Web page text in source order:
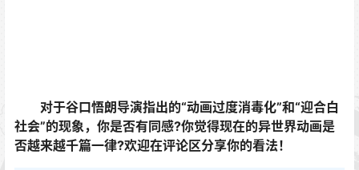
对于谷口悟朗导演指出的“动画过度消毒化”和“迎合白
社会”的现象，你是否有同感?你觉得现在的异世界动画是
否越来越千篇一律?欢迎在评论区分享你的看法！